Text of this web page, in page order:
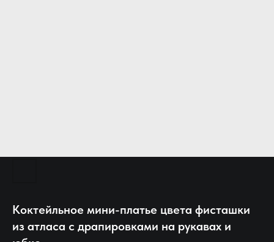
Коктейльное мини-платье цвета фисташки
из атласа с драпировками на рукавах и